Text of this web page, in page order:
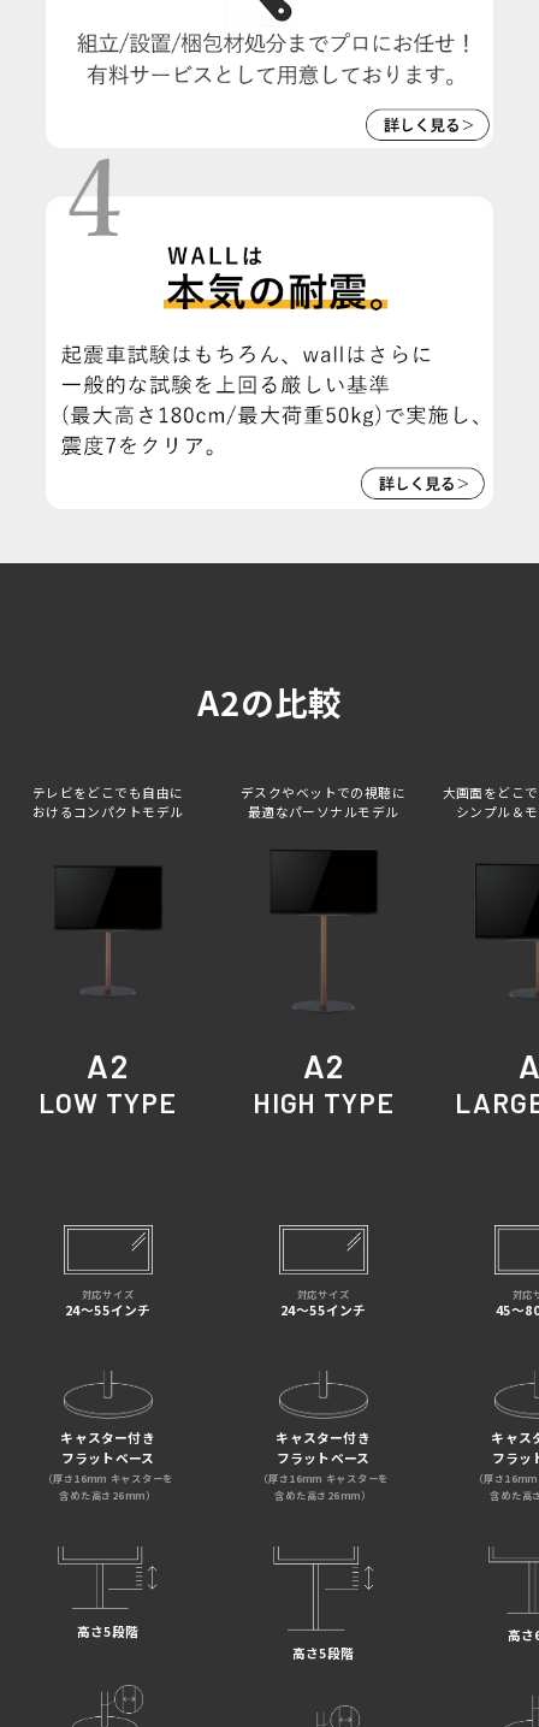
A2の比較
テレビをどこでも自由に
おけるコンパクトモデル
A2
LOW TYPE
対応サイズ
24～55インチ
キャスター付き
フラットベース
（厚さ16mm キャスターを
含めた高さ26mm）
高さ5段階
デスクやベットでの視聴に
最適なパーソナルモデル
A2
HIGH TYPE
対応サイズ
24～55インチ
キャスター付き
フラットベース
（厚さ16mm キャスターを
含めた高さ26mm）
高さ5段階
大画面をどこ
シンプル＆
対応
45～
キャス
フラッ
（厚さ
含めた高
高さ